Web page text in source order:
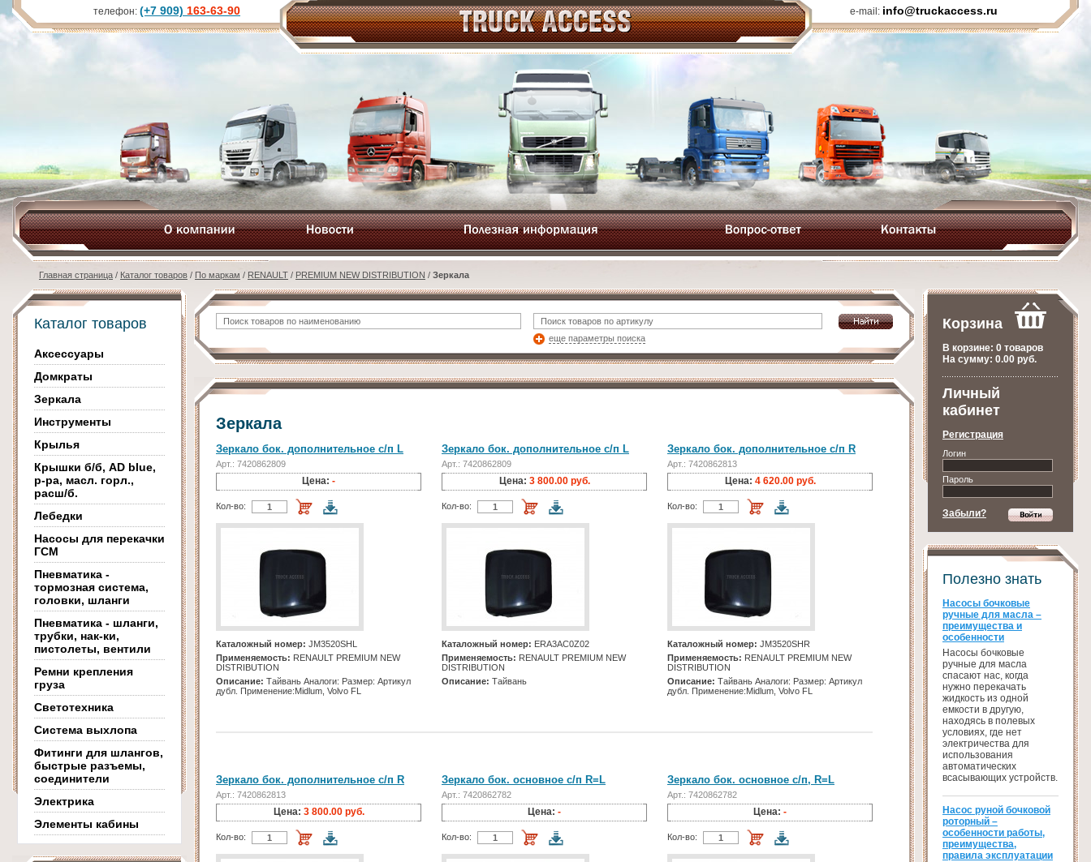
Главная страница / Каталог товаров / По маркам / RENAULT / PREMIUM NEW DISTRIBUTION / Зеркала
Каталог товаров
Аксессуары
Домкраты
Зеркала
Инструменты
Крылья
Крышки б/б, AD blue,
р-ра, масл. горл.,
расш/б.
Лебедки
Насосы для перекачки
ГСМ
Пневматика -
тормозная система,
головки, шланги
Пневматика - шланги,
трубки, нак-ки,
пистолеты, вентили
Ремни крепления
груза
Светотехника
Система выхлопа
Фитинги для шлангов,
быстрые разъемы,
соединители
Электрика
Элементы кабины
еще параметры поиска
Зеркала
Зеркало бок. дополнительное с/п L
Арт.: 7420862809
Цена: -
Кол-во:
Каталожный номер: JM3520SHL
Применяемость: RENAULT PREMIUM NEW
DISTRIBUTION
Описание: Тайвань Аналоги: Размер: Артикул
дубл. Применение:Midlum, Volvo FL
Зеркало бок. дополнительное с/п L
Арт.: 7420862809
Цена: 3 800.00 руб.
Кол-во:
Каталожный номер: ERA3AC0Z02
Применяемость: RENAULT PREMIUM NEW
DISTRIBUTION
Описание: Тайвань
Зеркало бок. дополнительное с/п R
Арт.: 7420862813
Цена: 4 620.00 руб.
Кол-во:
Каталожный номер: JM3520SHR
Применяемость: RENAULT PREMIUM NEW
DISTRIBUTION
Описание: Тайвань Аналоги: Размер: Артикул
дубл. Применение:Midlum, Volvo FL
Зеркало бок. дополнительное с/п R
Арт.: 7420862813
Цена: 3 800.00 руб.
Кол-во:
Зеркало бок. основное с/п R=L
Арт.: 7420862782
Цена: -
Кол-во:
Зеркало бок. основное с/п, R=L
Арт.: 7420862782
Цена: -
Кол-во:
Корзина
В корзине: 0 товаров
На сумму: 0.00 руб.
Личный
кабинет
Регистрация
Логин
Пароль
Забыли?
Полезно знать
Насосы бочковые
ручные для масла –
преимущества и
особенности
Насосы бочковые
ручные для масла
спасают нас, когда
нужно перекачать
жидкость из одной
емкости в другую,
находясь в полевых
условиях, где нет
электричества для
использования
автоматических
всасывающих устройств.
Насос руной бочковой
роторный –
особенности работы,
преимущества,
правила эксплуатации
телефон: (+7 909) 163-63-90 e-mail: info@truckaccess.ru